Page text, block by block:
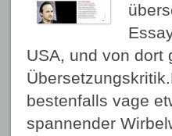
USA, und von dort
bestenfalls vage
spannender